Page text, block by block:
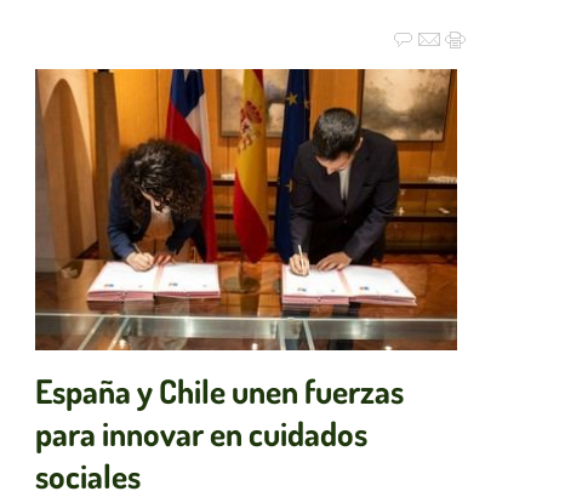
España y Chile unen fuerzas
para innovar en cuidados
sociales